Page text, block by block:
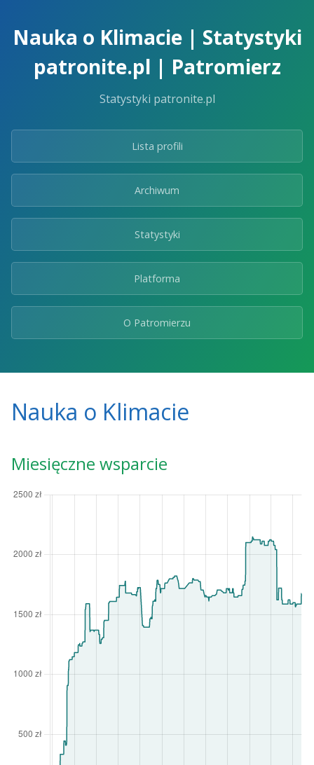
theNauka o Klimacie | Statystyki
patronite.pl | Patromierz
Statystyki patronite.pl
Lista profili
Archiwum
Statystyki
Platforma
O Patromierzu
Nauka o Klimacie
Miesięczne wsparcie